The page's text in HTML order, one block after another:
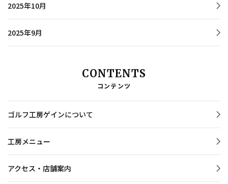
2025年10月
2025年9月
CONTENTS
コンテンツ
ゴルフ工房ゲインについて
工房メニュー
アクセス・店舗案内